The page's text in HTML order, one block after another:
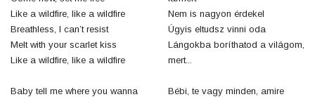
Like a wildfire, like a wildfire
Breathless, I can’t resist
Melt with your scarlet kiss
Like a wildfire, like a wildfire
Baby tell me where you wanna
Nem is nagyon érdekel
Úgyis eltudsz vinni oda
Lángokba boríthatod a világom,
mert...
Bébi, te vagy minden, amire